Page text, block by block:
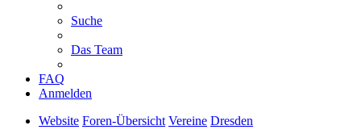
Suche
Das Team
FAQ
Anmelden
Website Foren-Übersicht Vereine Dresden